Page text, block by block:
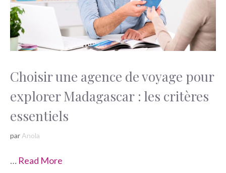
Choisir une agence de voyage pour
explorer Madagascar : les critères
essentiels
par Anola
… Read More